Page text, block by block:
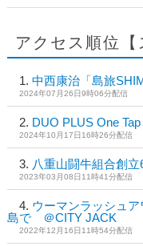
アクセス順位【
中西康治「島旅
2024年07月26日9時06分配信
DUO PLUS One
2024年10月17日16時26分配信
八重山闘牛組合創
2023年03月08日11時41分配信
ウーマンラッシュ
島で ＠CITY JACK
2022年12月16日11時54分配信